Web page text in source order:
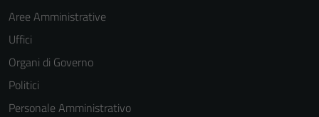
Aree Amministrative
Uffici
Organi di Governo
Politici
Personale Amministrativo